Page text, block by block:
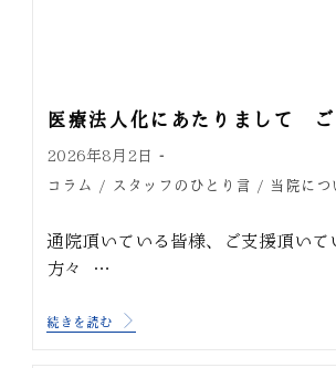
医療法人化にあたりまして ご
2026年8月2日
コラム
/ スタッフのひとり言 / 当院につ
通院頂いている皆様、ご支援頂いて
方々 …
続きを読む